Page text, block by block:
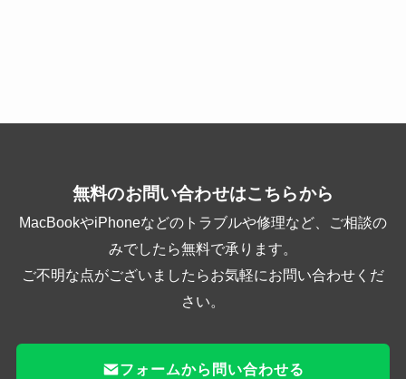
無料のお問い合わせはこちらから
MacBookやiPhoneなどのトラブルや修理など、ご相談の
みでしたら無料で承ります。
ご不明な点がございましたらお気軽にお問い合わせくだ
さい。
フォームから問い合わせる